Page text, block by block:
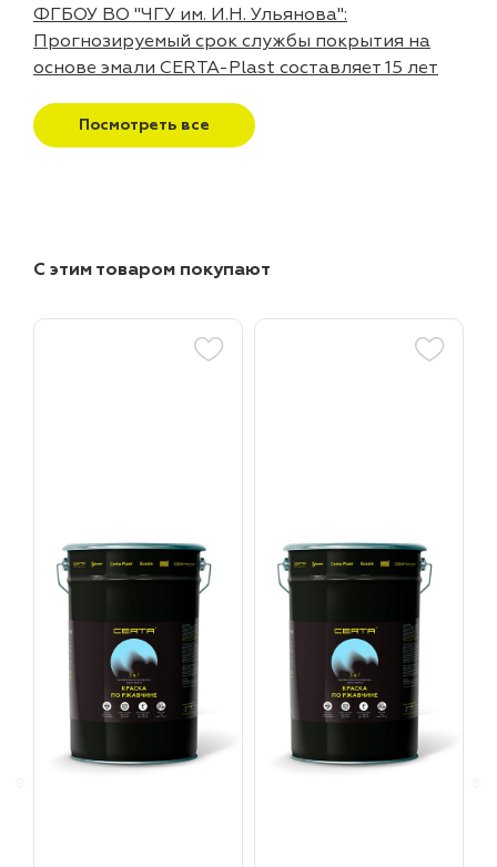
ФГБОУ ВО "ЧГУ им. И.Н. Ульянова":
Прогнозируемый срок службы покрытия на
основе эмали CERTA-Plast составляет 15 лет
Посмотреть все
С этим товаром покупают